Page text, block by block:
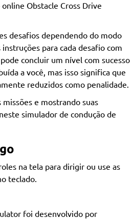
Obstacle Cross Drive
desafios dependendo do modo
para cada desafio com
concluir um nível com sucesso
a você, mas isso significa que
reduzidos como penalidade.
e mostrando suas
simulador de condução de
na tela para dirigir ou use as
teclado.
foi desenvolvido por